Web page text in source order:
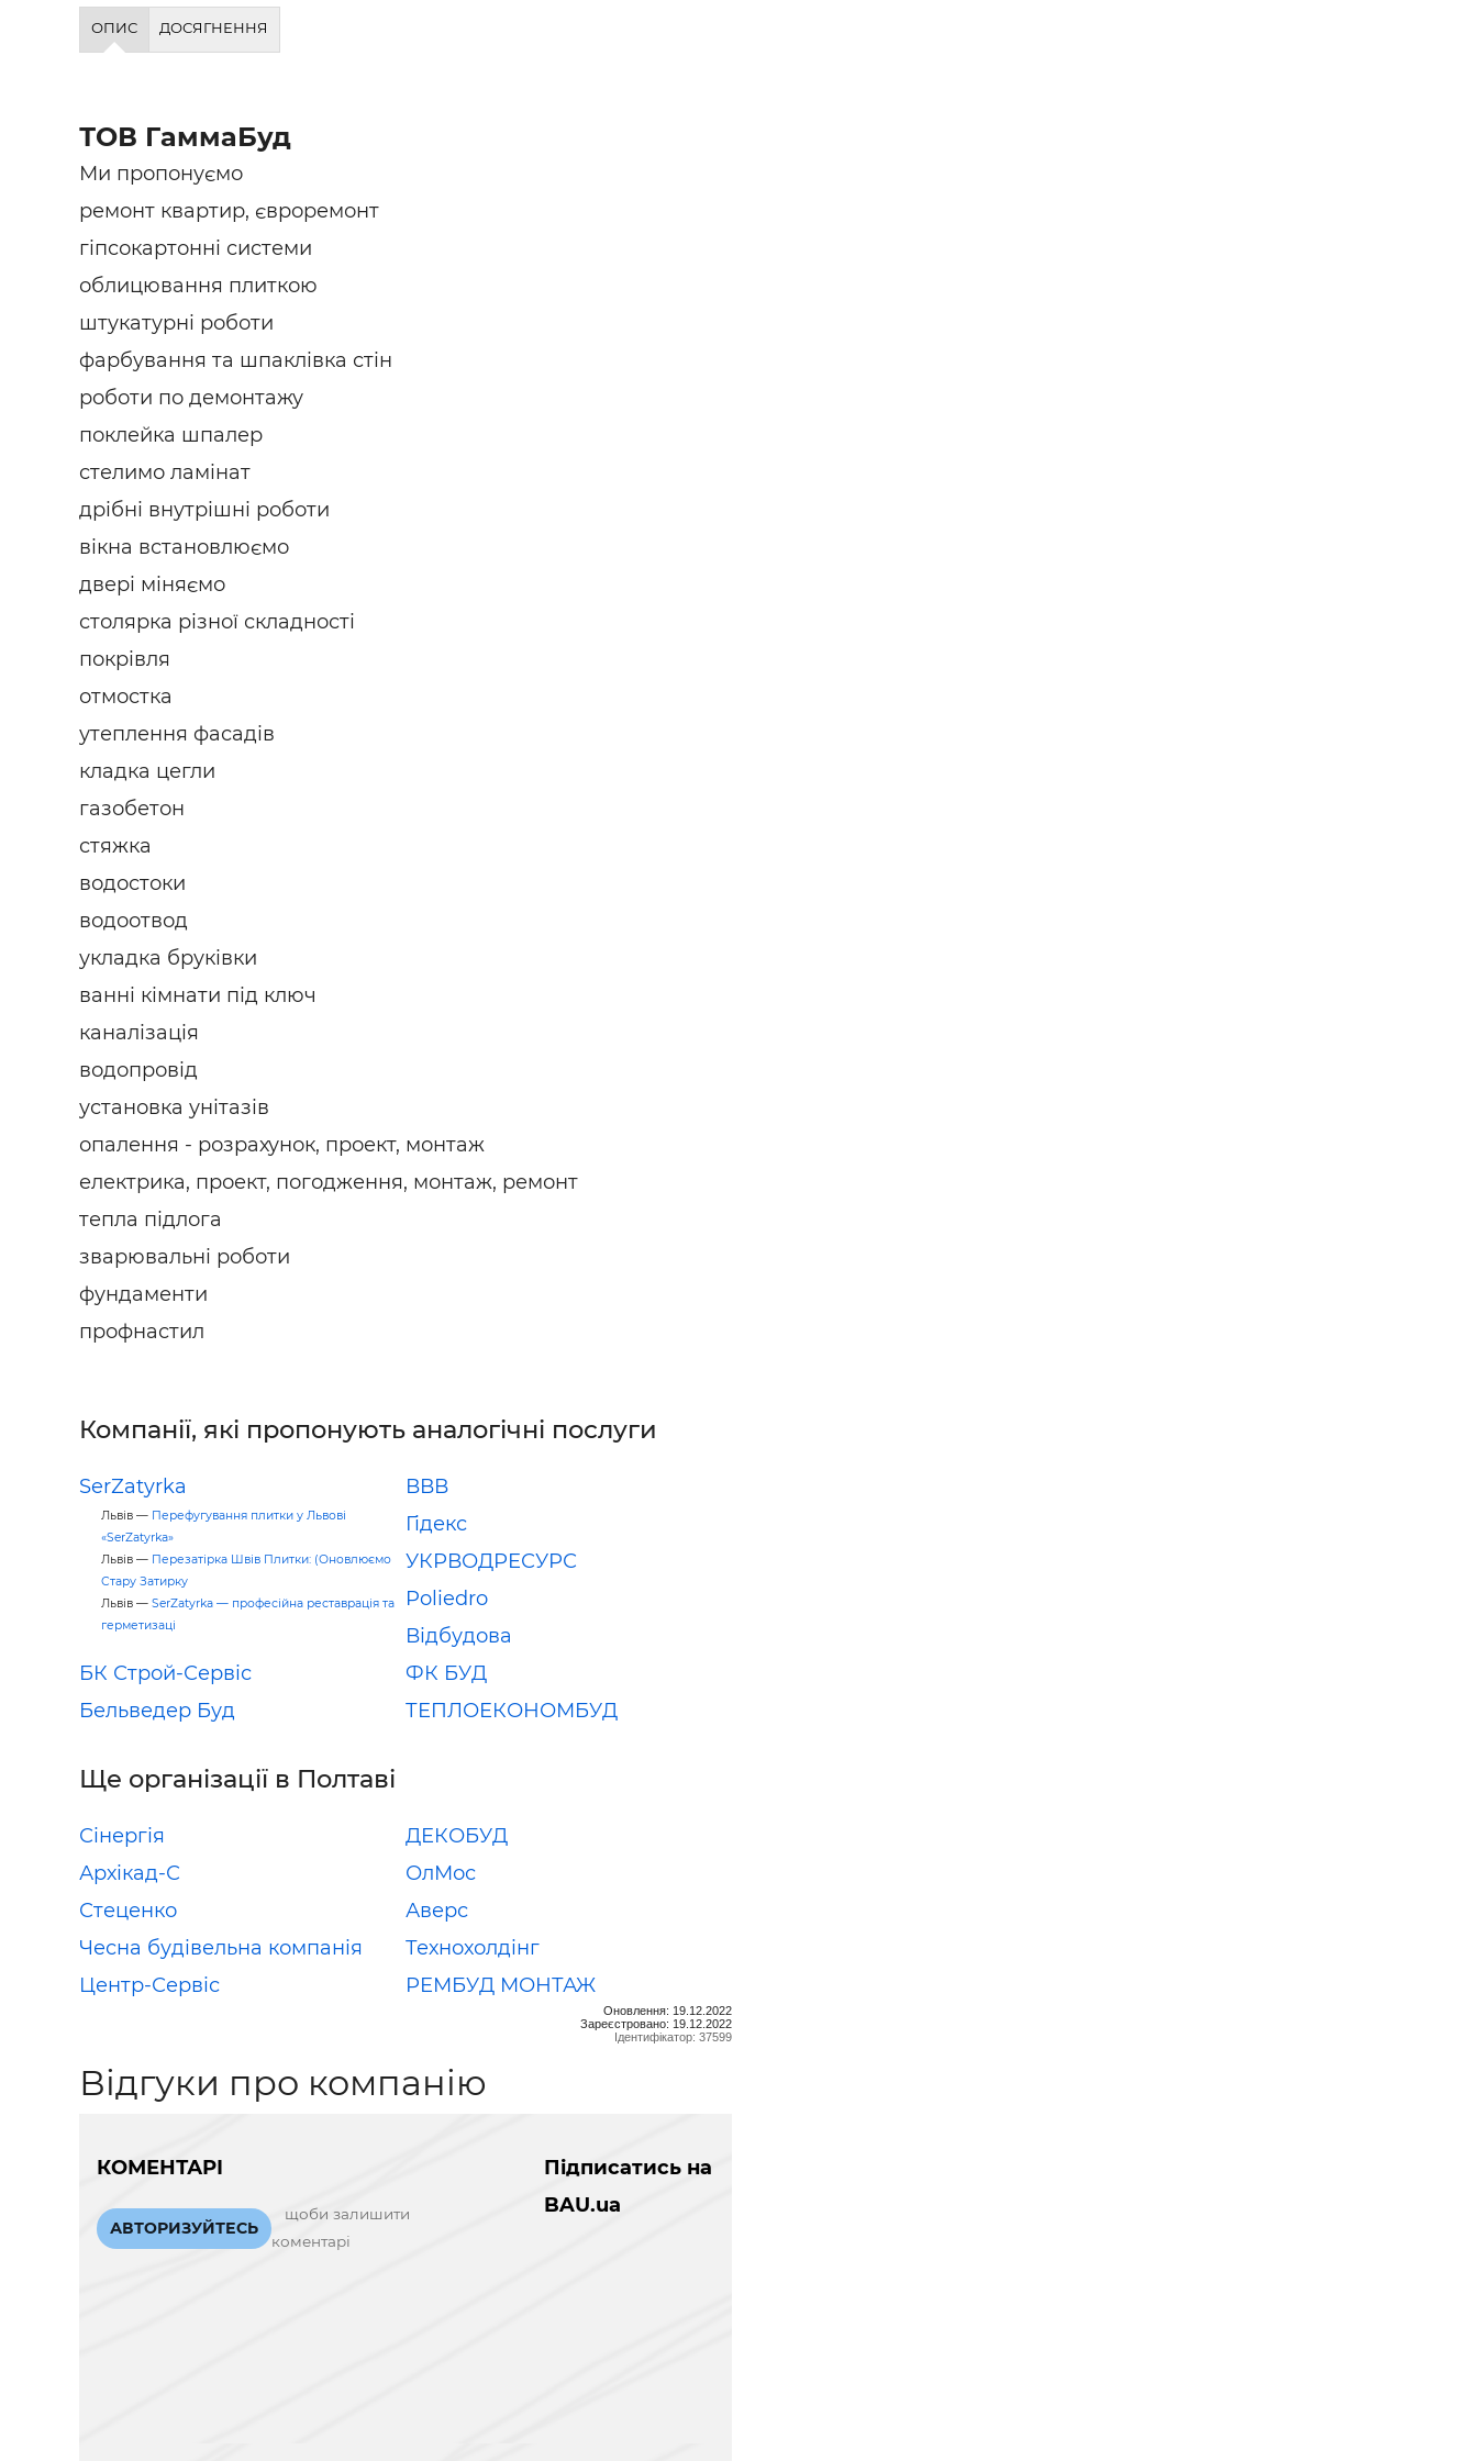
ОПИС ДОСЯГНЕННЯ
ТОВ ГаммаБуд
Ми пропонуємо
ремонт квартир, євроремонт
гіпсокартонні системи
облицювання плиткою
штукатурні роботи
фарбування та шпаклівка стін
роботи по демонтажу
поклейка шпалер
стелимо ламінат
дрібні внутрішні роботи
вікна встановлюємо
двері міняємо
столярка різної складності
покрівля
отмостка
утеплення фасадів
кладка цегли
газобетон
стяжка
водостоки
водоотвод
укладка бруківки
ванні кімнати під ключ
каналізація
водопровід
установка унітазів
опалення - розрахунок, проект, монтаж
електрика, проект, погодження, монтаж, ремонт
тепла підлога
зварювальні роботи
фундаменти
профнастил
Компанії, які пропонують аналогічні послуги
SerZatyrka
Львів — Перефугування плитки у Львові
«SerZatyrka»
Львів — Перезатірка Швів Плитки: (Оновлюємо
Стару Затирку
Львів — SerZatyrka — професійна реставрація та
герметизаці
ВВВ
Гідекс
УКРВОДРЕСУРС
Poliedro
Відбудова
БК Строй-Сервіс
ФК БУД
Бельведер Буд
ТЕПЛОЕКОНОМБУД
Ще організації в Полтаві
Сінергія
ДЕКОБУД
Архікад-С
ОлМос
Стеценко
Аверс
Чесна будівельна компанія
Технохолдінг
Центр-Сервіс
РЕМБУД МОНТАЖ
Оновлення: 19.12.2022
Зареєстровано: 19.12.2022
Ідентифікатор: 37599
Відгуки про компанію
КОМЕНТАРІ
АВТОРИЗУЙТЕСЬ
щоби залишити
коментарі
Підписатись на
BAU.ua